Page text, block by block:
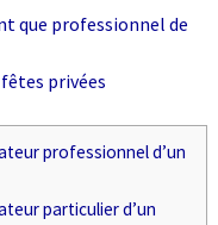
que professionnel de
privées
professionnel d’un
particulier d’un